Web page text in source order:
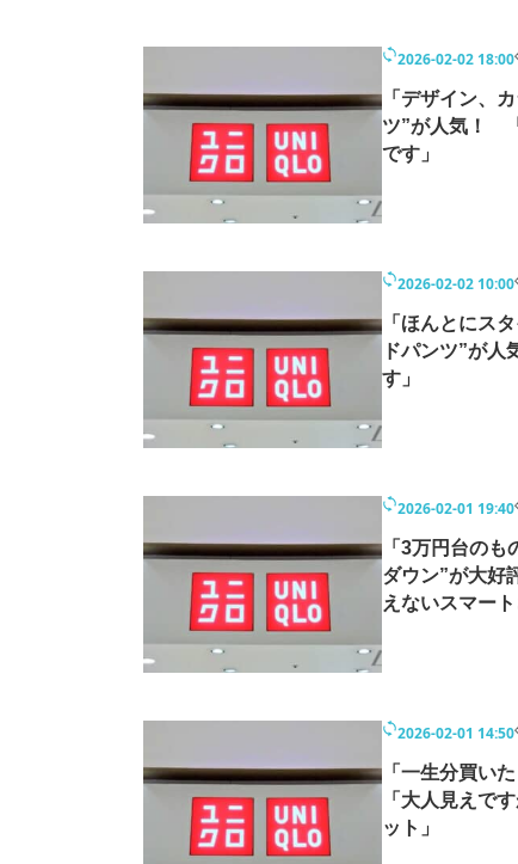
2026-02-02 18:00
「デザイン、
ツ”が人気！
です」
2026-02-02 10:00
「ほんとにス
ドパンツ”が
す」
2026-02-01 19:40
「3万円台の
ダウン”が大好
えないスマート
2026-02-01 14:50
「一生分買い
「大人見えで
ット」